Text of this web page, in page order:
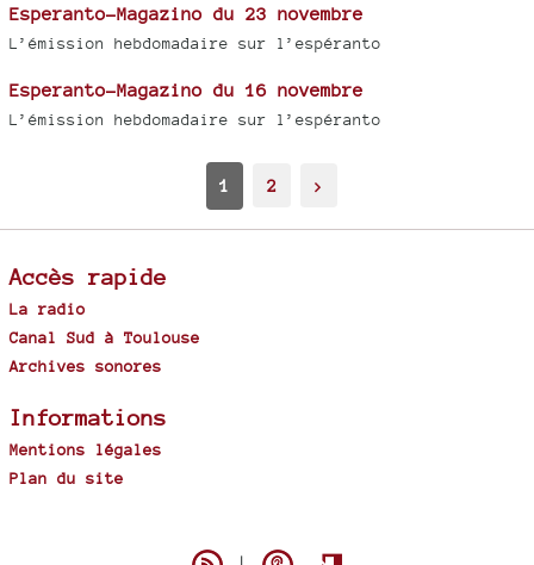
Esperanto-Magazino du 23 novembre
L’émission hebdomadaire sur l’espéranto
Esperanto-Magazino du 16 novembre
L’émission hebdomadaire sur l’espéranto
1 2 >
Accès rapide
La radio
Canal Sud à Toulouse
Archives sonores
Informations
Mentions légales
Plan du site